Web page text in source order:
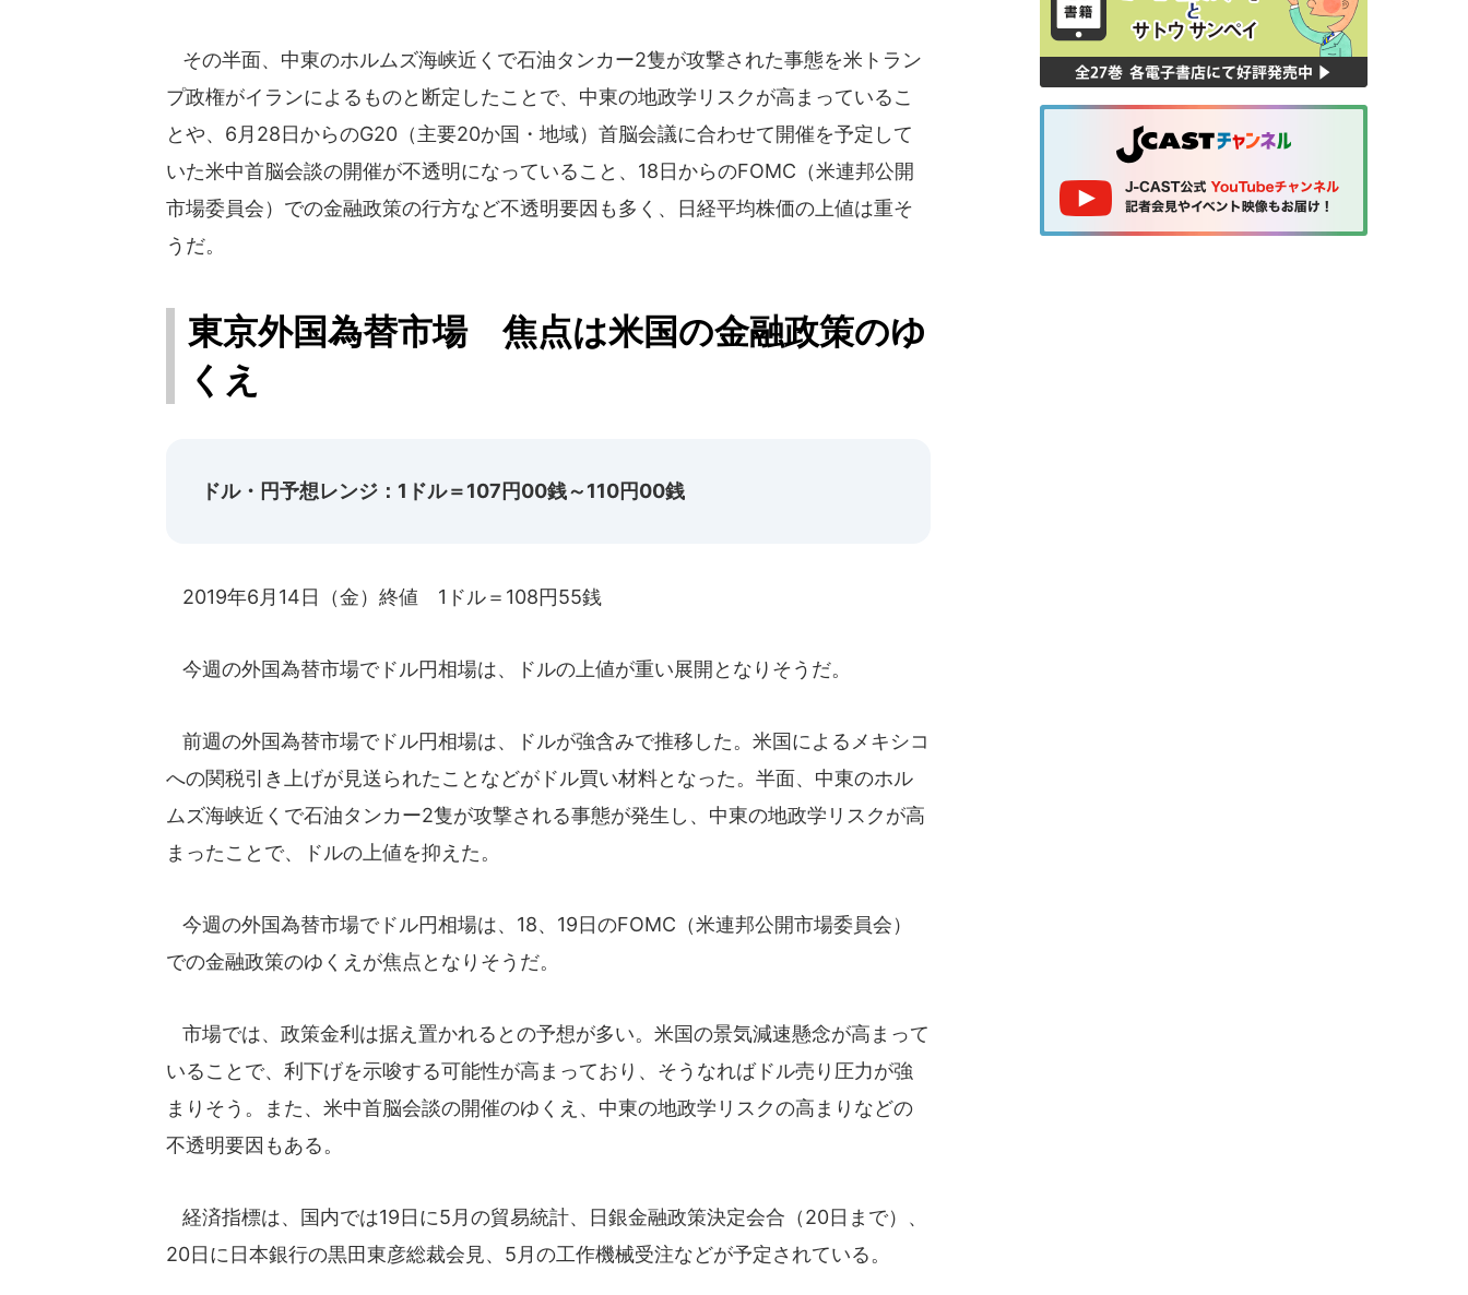
その半面、中東のホルムズ海峡近くで石油タンカー2隻が攻撃された事態を米トラン
プ政権がイランによるものと断定したことで、中東の地政学リスクが高まっているこ
とや、6月28日からのG20（主要20か国・地域）首脳会議に合わせて開催を予定して
いた米中首脳会談の開催が不透明になっていること、18日からのFOMC（米連邦公開
市場委員会）での金融政策の行方など不透明要因も多く、日経平均株価の上値は重そ
うだ。
東京外国為替市場 焦点は米国の金融政策のゆ
くえ
ドル・円予想レンジ：1ドル＝107円00銭～110円00銭
2019年6月14日（金）終値 1ドル＝108円55銭
今週の外国為替市場でドル円相場は、ドルの上値が重い展開となりそうだ。
前週の外国為替市場でドル円相場は、ドルが強含みで推移した。米国によるメキシコ
への関税引き上げが見送られたことなどがドル買い材料となった。半面、中東のホル
ムズ海峡近くで石油タンカー2隻が攻撃される事態が発生し、中東の地政学リスクが高
まったことで、ドルの上値を抑えた。
今週の外国為替市場でドル円相場は、18、19日のFOMC（米連邦公開市場委員会）
での金融政策のゆくえが焦点となりそうだ。
市場では、政策金利は据え置かれるとの予想が多い。米国の景気減速懸念が高まって
いることで、利下げを示唆する可能性が高まっており、そうなればドル売り圧力が強
まりそう。また、米中首脳会談の開催のゆくえ、中東の地政学リスクの高まりなどの
不透明要因もある。
経済指標は、国内では19日に5月の貿易統計、日銀金融政策決定会合（20日まで）、
20日に日本銀行の黒田東彦総裁会見、5月の工作機械受注などが予定されている。